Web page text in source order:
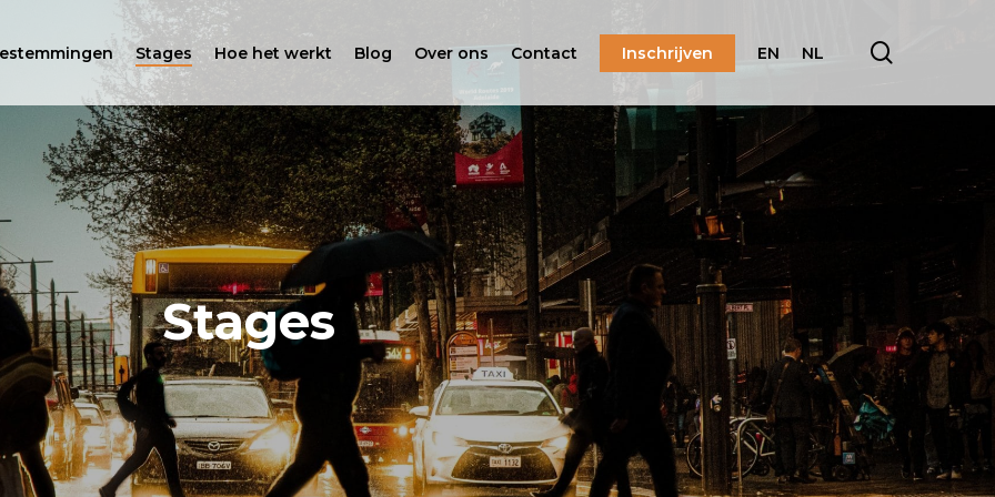
Stages Hoe het werkt Blog Over ons Contact Inschrijven EN NL
Stages